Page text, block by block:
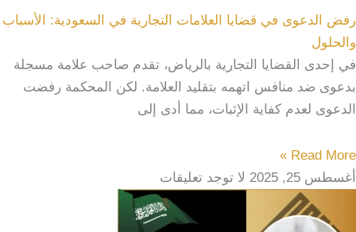
رفض الدعوى في قضايا العلامات التجارية في السعودية: الأسباب
والحلول
في إحدى القضايا التجارية بالرياض، تقدم صاحب علامة مسجلة
بدعوى ضد منافس اتهمه بتقليد العلامة. لكن المحكمة رفضت
الدعوى لعدم كفاية الإثبات، مما أدى إلى
Read More »
أغسطس 25, 2025
لا توجد تعليقات